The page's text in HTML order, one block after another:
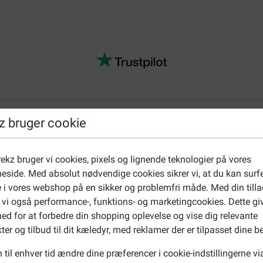
bruger cookie
bruger vi cookies, pixels og lignende teknologier på vores
Med absolut nødvendige cookies sikrer vi, at du kan
i vores webshop på en sikker og problemfri måde. Med din
vi også performance-, funktions- og marketingcookies. Dette
for at forbedre din shopping oplevelse og vise dig relevante
og tilbud til dit kæledyr, med reklamer der er tilpasset dine
til enhver tid ændre dine præferencer i cookie-indstillingerne
Altijd een goed prijs
Translate to English
Alexandra Volz
27-08-2024
Meine Katzen lieben dieses